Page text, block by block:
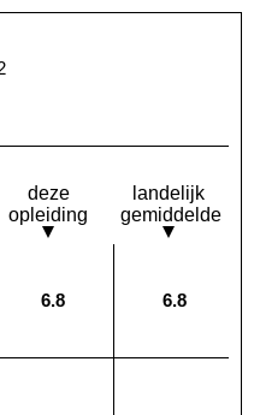
deze
opleiding
landelijk
gemiddelde
Deze opleiding:
6.8 Landelijk
6.8